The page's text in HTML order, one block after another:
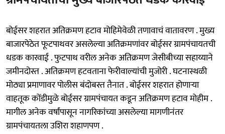
बोईसर शहरात अतिक्रमण हटाव मोहिमेवेळी तणावाचं वातावरण . मुख्य
बाजारपेठेत फूटपाथवर असलेल्या अतिक्रमणांवर बोईसर ग्रामपंचायतची
धडक कारवाई . फुटपाथ वरील अनेक अतिक्रमण जेसीबीच्या सहाय्याने
जमीनदोस्त . अतिक्रमण हटवताना फेरीवाल्यांची मुजोरी . घटनास्थळी
मोठ्या प्रमाणावर पोलीस बंदोबस्त तैनात . बोईसर शहरात होणाऱ्या
वाहतूक कोंडीमुळे बोईसर ग्रामपंचायत कडून अतिक्रमण हटाव मोहीम .
मागील अनेक वर्षांपासून नागरिकांच्या असलेल्या मागणीनंतर
ग्रामपंचायतला उशिरा शहाणपण .